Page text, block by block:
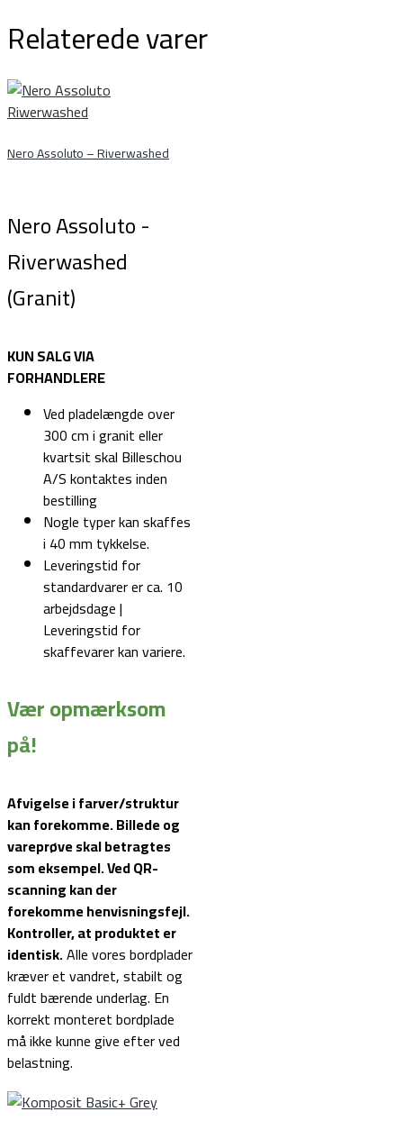
Relaterede varer
Nero Assoluto – Riverwashed
Nero Assoluto -
Riverwashed
(Granit)
KUN SALG VIA
FORHANDLERE
Ved pladelængde over
300 cm i granit eller
kvartsit skal Billeschou
A/S kontaktes inden
bestilling
Nogle typer kan skaffes
i 40 mm tykkelse.
Leveringstid for
standardvarer er ca. 10
arbejdsdage |
Leveringstid for
skaffevarer kan variere.
Vær opmærksom
på!
Afvigelse i farver/struktur
kan forekomme. Billede og
vareprøve skal betragtes
som eksempel.Ved QR-
scanning kan der
forekomme henvisningsfejl.
Kontroller, at produktet er
identisk.Alle vores bordplader
kræver et vandret, stabilt og
fuldt bærende underlag. En
korrekt monteret bordplade
må ikke kunne give efter ved
belastning.